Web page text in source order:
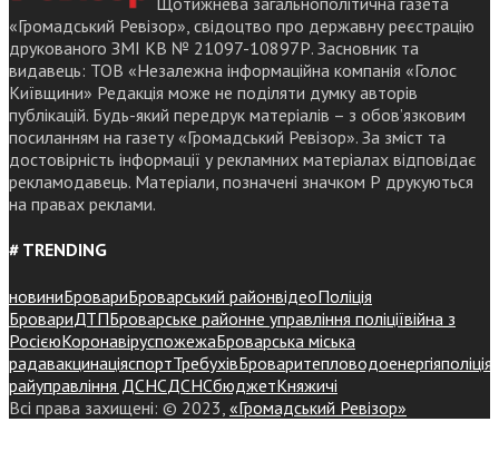
«Громадський Ревізор», свідоцтво про державну реєстрацію
друкованого ЗМІ КВ № 21097-10897Р. Засновник та
видавець: ТОВ «Незалежна інформаційна компанія «Голос
Київщини» Редакція може не поділяти думку авторів
публікацій. Будь-який передрук матеріалів – з обов’язковим
посиланням на газету «Громадський Ревізор». За зміст та
достовірність інформації у рекламних матеріалах відповідає
рекламодавець. Матеріали, позначені значком Р друкуються
на правах реклами.
# TRENDING
новиниБровариБроварський районвідеоПоліція
БровариДТПБроварське районне управління поліціївійна з
РосієюКоронавіруспожежаБроварська міська
радавакцинаціяспортТребухівБроваритепловодоенергіяполіція
райуправління ДСНСДСНСбюджетКняжичі
Всі права захищені: © 2023, «Громадський Ревізор»